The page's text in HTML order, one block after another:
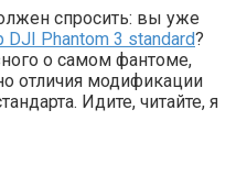
спросить: вы уже
DJI Phantom 3 standard?
о самом фантоме,
отличия модификации
Идите, читайте, я